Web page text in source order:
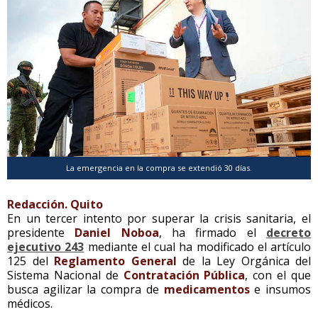
La emergencia en la compra se extendió 30 días.
Redacción. Quito
En un tercer intento por superar la crisis sanitaria, el
presidente Daniel Noboa, ha firmado el decreto
ejecutivo 243 mediante el cual ha modificado el artículo
125 del Reglamento General de la Ley Orgánica del
Sistema Nacional de Contratación Pública, con el que
busca agilizar la compra de medicamentose insumos
médicos.